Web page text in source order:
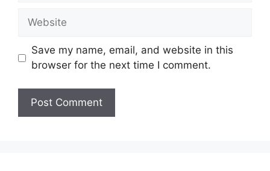
Website
Save my name, email, and website in this
browser for the next time I comment.